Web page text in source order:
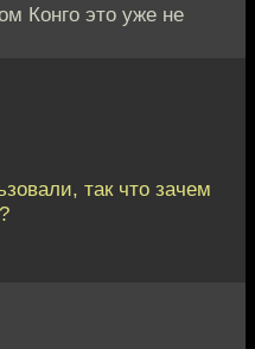
Конго это уже не
так что зачем